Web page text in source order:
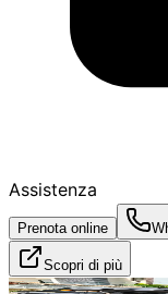
Assistenza
Prenota online
Scopri di più